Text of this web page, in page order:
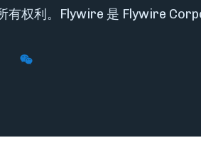
权利。Flywire 是 Flywire
Follow Flywire on WeChat